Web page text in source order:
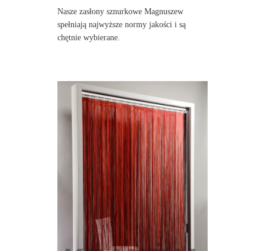
Nasze zasłony sznurkowe Magnuszew
spełniają najwyższe normy jakości i są
chętnie wybierane.